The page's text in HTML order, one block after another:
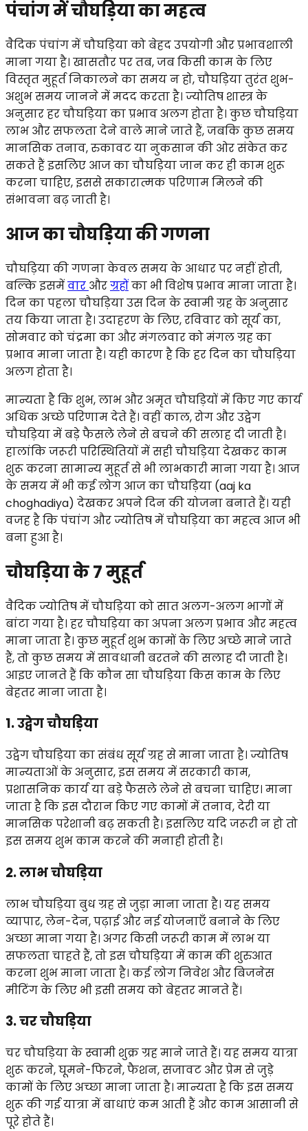
पंचांग में चौघड़िया का महत्व
वैदिक पंचांग में चौघड़िया को बेहद उपयोगी और प्रभावशाली
माना गया है। खासतौर पर तब, जब किसी काम के लिए
विस्तृत मुहूर्त निकालने का समय न हो, चौघड़िया तुरंत शुभ-
अशुभ समय जानने में मदद करता है। ज्योतिष शास्त्र के
अनुसार हर चौघड़िया का प्रभाव अलग होता है। कुछ चौघड़िया
लाभ और सफलता देने वाले माने जाते हैं, जबकि कुछ समय
मानसिक तनाव, रुकावट या नुकसान की ओर संकेत कर
सकते हैं इसलिए आज का चौघड़िया जान कर ही काम शुरू
करना चाहिए, इससे सकारात्मक परिणाम मिलने की
संभावना बढ़ जाती है।
आज का चौघड़िया की गणना
चौघड़िया की गणना केवल समय के आधार पर नहीं होती,
बल्कि इसमेंवार औरग्रहोंका भी विशेष प्रभाव माना जाता है।
दिन का पहला चौघड़िया उस दिन के स्वामी ग्रह के अनुसार
तय किया जाता है। उदाहरण के लिए, रविवार को सूर्य का,
सोमवार को चंद्रमा का और मंगलवार को मंगल ग्रह का
प्रभाव माना जाता है। यही कारण है कि हर दिन का चौघड़िया
अलग होता है।
मान्यता है कि शुभ, लाभ और अमृत चौघड़ियों में किए गए कार्य
अधिक अच्छे परिणाम देते हैं। वहीं काल, रोग और उद्वेग
चौघड़िया में बड़े फैसले लेने से बचने की सलाह दी जाती है।
हालांकि जरूरी परिस्थितियों में सही चौघड़िया देखकर काम
शुरू करना सामान्य मुहूर्त से भी लाभकारी माना गया है। आज
के समय में भी कई लोग आज का चौघड़िया (aaj ka
choghadiya) देखकर अपने दिन की योजना बनाते हैं। यही
वजह है कि पंचांग और ज्योतिष में चौघड़िया का महत्व आज भी
बना हुआ है।
चौघड़िया के 7 मुहूर्त
वैदिक ज्योतिष में चौघड़िया को सात अलग-अलग भागों में
बांटा गया है। हर चौघड़िया का अपना अलग प्रभाव और महत्व
माना जाता है। कुछ मुहूर्त शुभ कामों के लिए अच्छे माने जाते
हैं, तो कुछ समय में सावधानी बरतने की सलाह दी जाती है।
आइए जानते हैं कि कौन सा चौघड़िया किस काम के लिए
बेहतर माना जाता है।
1. उद्वेग चौघड़िया
उद्वेग चौघड़िया का संबंध सूर्य ग्रह से माना जाता है। ज्योतिष
मान्यताओं के अनुसार, इस समय में सरकारी काम,
प्रशासनिक कार्य या बड़े फैसले लेने से बचना चाहिए। माना
जाता है कि इस दौरान किए गए कामों में तनाव, देरी या
मानसिक परेशानी बढ़ सकती है। इसलिए यदि जरूरी न हो तो
इस समय शुभ काम करने की मनाही होती है।
2. लाभ चौघड़िया
लाभ चौघड़िया बुध ग्रह से जुड़ा माना जाता है। यह समय
व्यापार, लेन-देन, पढ़ाई और नई योजनाएँ बनाने के लिए
अच्छा माना गया है। अगर किसी जरूरी काम में लाभ या
सफलता चाहते हैं, तो इस चौघड़िया में काम की शुरुआत
करना शुभ माना जाता है। कई लोग निवेश और बिजनेस
मीटिंग के लिए भी इसी समय को बेहतर मानते हैं।
3. चर चौघड़िया
चर चौघड़िया के स्वामी शुक्र ग्रह माने जाते हैं। यह समय यात्रा
शुरू करने, घूमने-फिरने, फैशन, सजावट और प्रेम से जुड़े
कामों के लिए अच्छा माना जाता है। मान्यता है कि इस समय
शुरू की गई यात्रा में बाधाएं कम आती हैं और काम आसानी से
पूरे होते हैं।